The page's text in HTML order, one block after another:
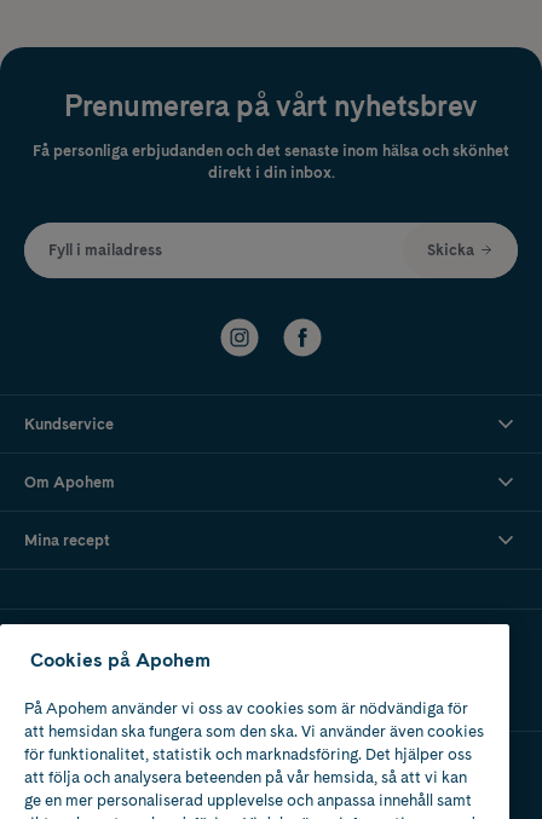
Prenumerera på vårt nyhetsbrev
Få personliga erbjudanden och det senaste inom hälsa och skönhet
direkt i din inbox.
Fyll i mailadress Skicka
Kundservice
Om Apohem
Mina recept
Apotek med tillstånd
av Läkemedelsverket
Cookies på Apohem
På Apohem använder vi oss av cookies som är nödvändiga för
att hemsidan ska fungera som den ska. Vi använder även cookies
för funktionalitet, statistik och marknadsföring. Det hjälper oss
att följa och analysera beteenden på vår hemsida, så att vi kan
ge en mer personaliserad upplevelse och anpassa innehåll samt